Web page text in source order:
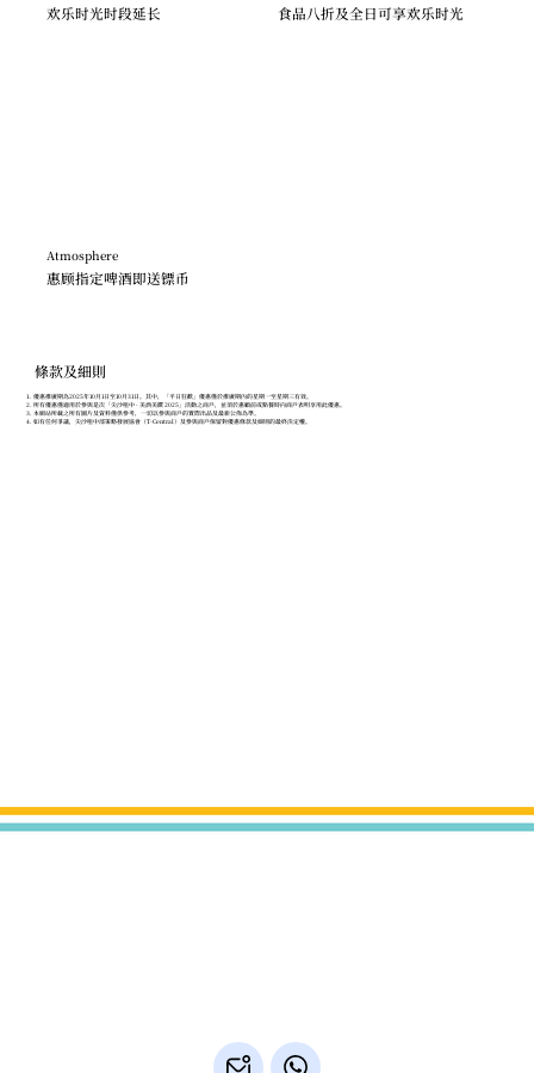
欢乐时光时段延长 食品八折及全日可享欢乐时光
Atmosphere
惠顾指定啤酒即送镖币
條款及細則
優惠推廣期為2025年10月1日至10月31日。其中，「平日狂歡」優惠僅於推廣期內的星期一至星期三有效。
所有優惠僅適用於參與是次「尖沙咀中 · 美酒美饌 2025」活動之商戶，並須於惠顧前或點餐時向商戶表明享用此優惠。
本網站所載之所有圖片及資料僅供參考，一切以參與商戶的實際出品及最新公佈為準。
如有任何爭議，尖沙咀中部策略發展協會（T-Central）及參與商戶保留對優惠條款及細則的最終決定權。